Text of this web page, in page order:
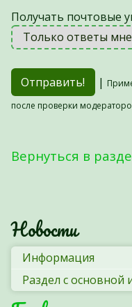
Получать почтовые
|
после проверки
Вернуться в
Новости
Информация
Раздел с